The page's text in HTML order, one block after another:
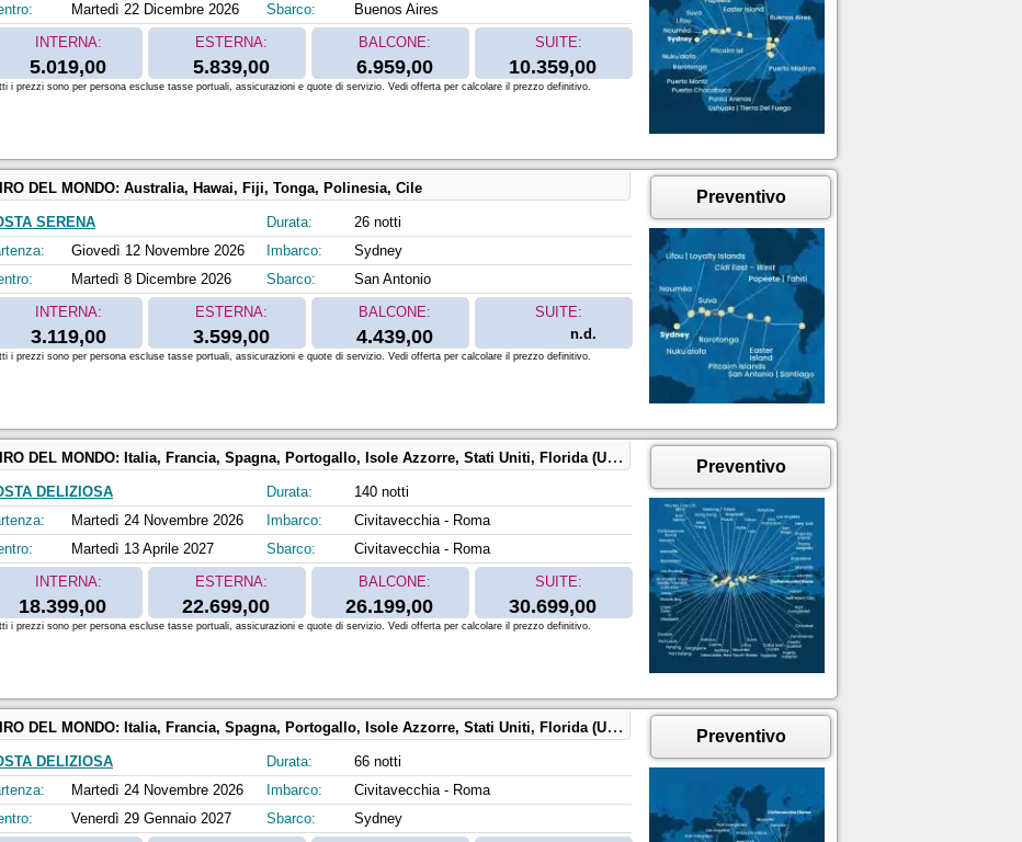
Martedì 22 Dicembre 2026
Sbarco:
Buenos Aires
INTERNA:
5.019,00
ESTERNA:
5.839,00
BALCONE:
6.959,00
SUITE:
10.359,00
i prezzi sono per persona escluse tasse portuali, assicurazioni e quote di servizio. Vedi offerta per calcolare il prezzo definitivo.
DEL MONDO: Australia, Hawai, Fiji, Tonga, Polinesia, Cile
SERENA
Giovedì 12 Novembre 2026
Martedì 8 Dicembre 2026
Durata:
26 notti
Imbarco:
Sydney
Sbarco:
San Antonio
INTERNA:
3.119,00
ESTERNA:
3.599,00
BALCONE:
4.439,00
SUITE:
n.d.
Preventivo
i prezzi sono per persona escluse tasse portuali, assicurazioni e quote di servizio. Vedi offerta per calcolare il prezzo definitivo.
DEL MONDO: Italia, Francia, Spagna, Portogallo, Isole Azzorre, Stati Uniti, Florida (USA), Messico, Stati Uniti, Hawai, Polinesia, Fiji
DELIZIOSA
Martedì 24 Novembre 2026
Martedì 13 Aprile 2027
Durata:
140 notti
Imbarco:
Civitavecchia - Roma
Sbarco:
Civitavecchia - Roma
INTERNA:
18.399,00
ESTERNA:
22.699,00
BALCONE:
26.199,00
SUITE:
30.699,00
Preventivo
i prezzi sono per persona escluse tasse portuali, assicurazioni e quote di servizio. Vedi offerta per calcolare il prezzo definitivo.
DEL MONDO: Italia, Francia, Spagna, Portogallo, Isole Azzorre, Stati Uniti, Florida (USA), Messico, Stati Uniti, Hawai, Polinesia, Fiji
DELIZIOSA
Martedì 24 Novembre 2026
Venerdì 29 Gennaio 2027
Durata:
66 notti
Imbarco:
Civitavecchia - Roma
Sbarco:
Sydney
Preventivo